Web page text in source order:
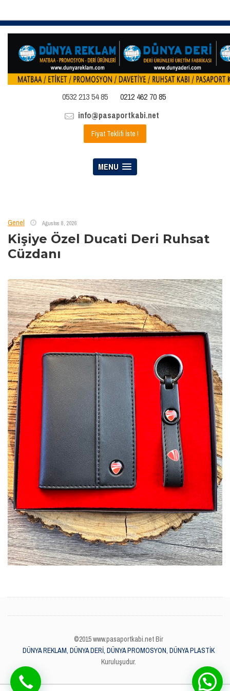
0532 213 54 85
0212 462 70 85
info@pasaportkabi.net
Fiyat Teklifi İste !
MENU
Genel Ağustos 8, 2026
Kişiye Özel Ducati Deri Ruhsat
Cüzdanı
©2015 www.pasaportkabi.net Bir
DÜNYA REKLAM, DÜNYA DERİ, DÜNYA PROMOSYON, DÜNYA PLASTİK
Kuruluşudur.